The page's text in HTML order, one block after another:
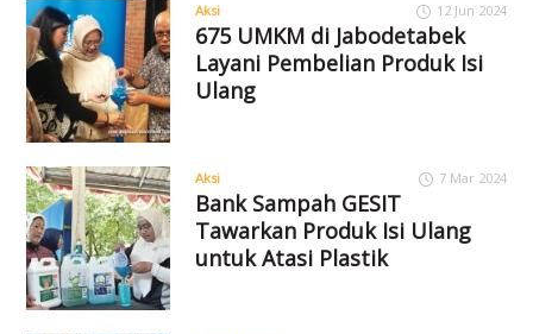
Aksi 12 Jun 2024
675 UMKM di Jabodetabek
Layani Pembelian Produk Isi
Ulang
Aksi 7 Mar 2024
Bank Sampah GESIT
Tawarkan Produk Isi Ulang
untuk Atasi Plastik